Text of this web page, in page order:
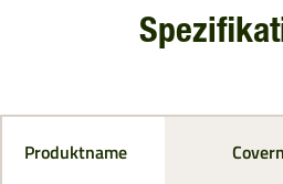
Produktname